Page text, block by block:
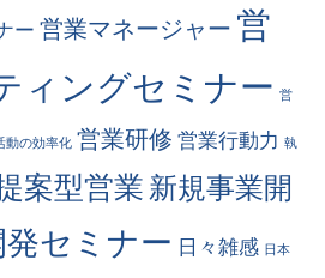
ー 営業マネージャー 営
ィングセミナー 営
動の効率化 営業研修 営業行動力 執
案型営業 新規事業開
セミナー 日々雑感 日本